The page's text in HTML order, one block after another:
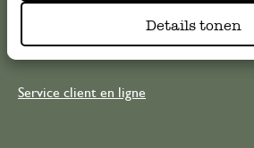
Details tonen
Service client en ligne